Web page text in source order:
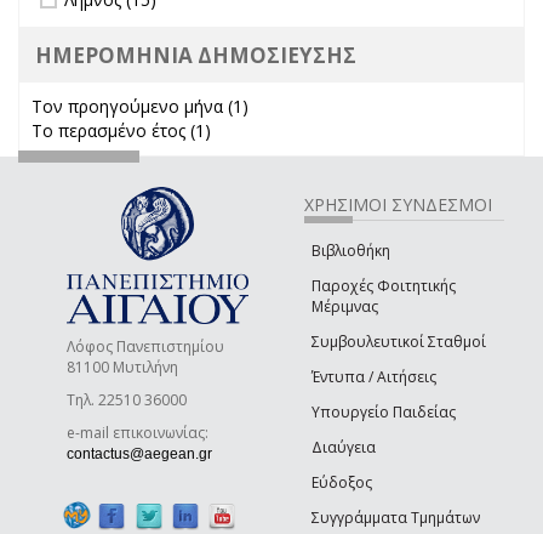
ΗΜΕΡΟΜΗΝΙΑ ΔΗΜΟΣΙΕΥΣΗΣ
Τον προηγούμενο μήνα (1)
Το περασμένο έτος (1)
Λόφος Πανεπιστημίου
81100 Μυτιλήνη
Τηλ. 22510 36000
e-mail επικοινωνίας:
contactus@aegean.gr (link sends e-mail)
ΧΡΗΣΙΜΟΙ ΣΥΝΔΕΣΜΟΙ
Βιβλιοθήκη
Παροχές Φοιτητικής
Μέριμνας
Συμβουλευτικοί Σταθμοί
Έντυπα / Αιτήσεις
Υπουργείο Παιδείας
Διαύγεια
Εύδοξος
Συγγράμματα Τμημάτων